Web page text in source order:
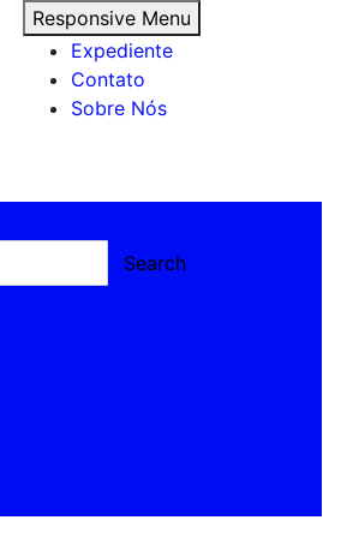
Responsive Menu
Expediente
Contato
Sobre Nós
Search